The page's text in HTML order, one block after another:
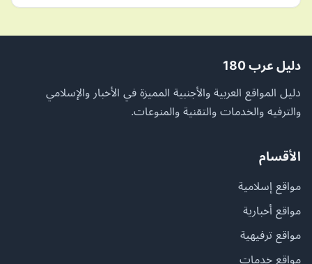
دليل عرب 180
دليل المواقع العربية والأجنبية المميزة في الأخبار والإسلامي
والترفيه والخدمات والتقنية والمنوعات.
الأقسام
مواقع إسلامية
مواقع أخبارية
مواقع ترفيهية
مواقع خدمات